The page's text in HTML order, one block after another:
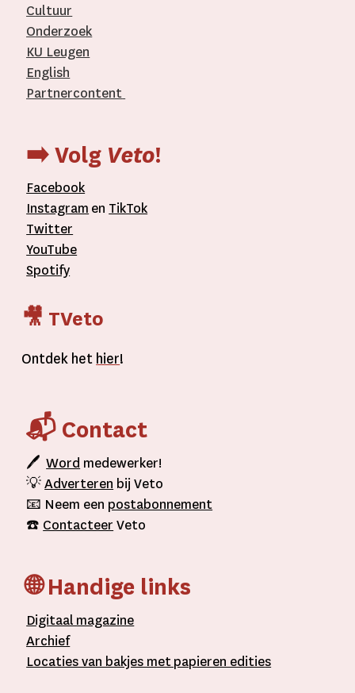
Cultuur
Onderzoek
KU Leugen
English
Partnercontent
➡️ Volg Veto!
Facebook
Instagram en TikTok
Twitter
YouTube
Spotify
🎥 TVeto
Ontdek het hier!
📬 Contact
🖊Word medewerker!
💡Adverteren bij Veto
📧 Neem een postabonnement
☎️ Contacteer Veto
🌐 Handige links
Digitaal magazine
Archief
Locaties van bakjes metpapieren edities